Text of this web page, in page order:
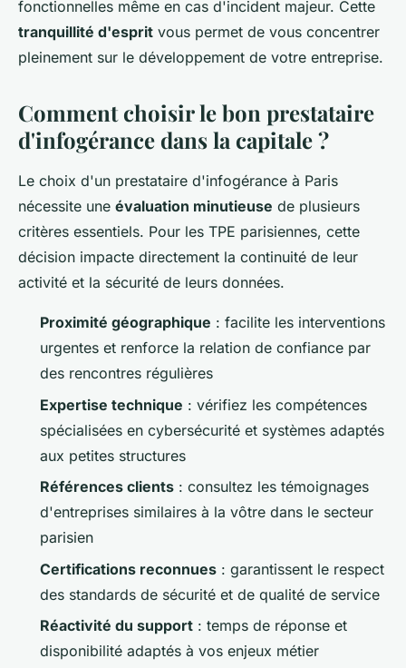
fonctionnelles même en cas d'incident majeur. Cette
tranquillité d'esprit vous permet de vous concentrer
pleinement sur le développement de votre entreprise.
Comment choisir le bon prestataire
d'infogérance dans la capitale ?
Le choix d'un prestataire d'infogérance à Paris
nécessite une évaluation minutieuse de plusieurs
critères essentiels. Pour les TPE parisiennes, cette
décision impacte directement la continuité de leur
activité et la sécurité de leurs données.
Proximité géographique : facilite les interventions
urgentes et renforce la relation de confiance par
des rencontres régulières
Expertise technique : vérifiez les compétences
spécialisées en cybersécurité et systèmes adaptés
aux petites structures
Références clients : consultez les témoignages
d'entreprises similaires à la vôtre dans le secteur
parisien
Certifications reconnues : garantissent le respect
des standards de sécurité et de qualité de service
Réactivité du support : temps de réponse et
disponibilité adaptés à vos enjeux métier